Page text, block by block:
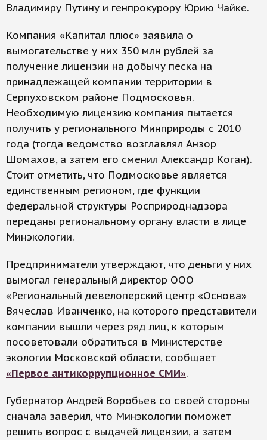
Владимиру Путину и генпрокурору Юрию Чайке.
Компания «Капитал плюс» заявила о
вымогательстве у них 350 млн рублей за
получение лицензии на добычу песка на
принадлежащей компании территории в
Серпуховском районе Подмосковья.
Необходимую лицензию компания пытается
получить у регионального Минприроды с 2010
года (тогда ведомство возглавлял Анзор
Шомахов, а затем его сменил Александр Коган).
Стоит отметить, что Подмосковье является
единственным регионом, где функции
федеральной структуры Росприроднадзора
переданы региональному органу власти в лице
Минэкологии.
Предприниматели утверждают, что деньги у них
вымогал генеральный директор ООО
«Региональный девелоперский центр «Основа»
Вячеслав Иванченко, на которого представители
компании вышли через ряд лиц, к которым
посоветовали обратиться в Министерстве
экологии Московской области, сообщает
«Первое антикоррупционное СМИ».
Губернатор Андрей Воробьев со своей стороны
сначала заверил, что Минэкологии поможет
решить вопрос с выдачей лицензии, а затем